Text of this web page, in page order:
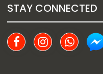
STAY CONNECTED